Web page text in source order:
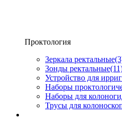
Проктология
Зеркала ректальные
Зонды ректальные
Устройство для
Наборы
Наборы для
Трусы для